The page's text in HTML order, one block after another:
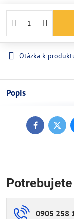
Otázka k
Popis
Facebook
0905 258